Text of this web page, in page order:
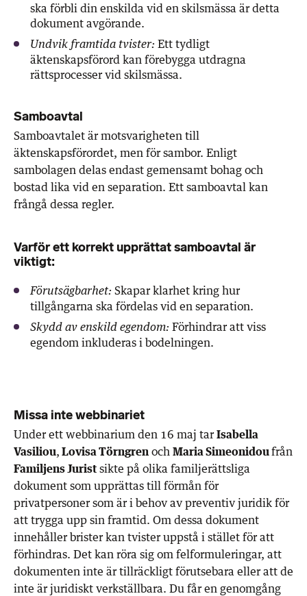
ska förbli din enskilda vid en skilsmässa är detta
dokument avgörande.
Undvik framtida tvister: Ett tydligt
äktenskapsförord kan förebygga utdragna
rättsprocesser vid skilsmässa.
Samboavtal
Samboavtalet är motsvarigheten till
äktenskapsförordet, men för sambor. Enligt
sambolagen delas endast gemensamt bohag och
bostad lika vid en separation. Ett samboavtal kan
frångå dessa regler.
Varför ett korrekt upprättat samboavtal är
viktigt:
Förutsägbarhet: Skapar klarhet kring hur
tillgångarna ska fördelas vid en separation.
Skydd av enskild egendom: Förhindrar att viss
egendom inkluderas i bodelningen.
Missa inte webbinariet
Under ett webbinarium den 16 maj tar Isabella
Vasiliou, Lovisa Törngren och Maria Simeonidoufrån
Familjens Jurist sikte på olika familjerättsliga
dokument som upprättas till förmån för
privatpersoner som är i behov av preventiv juridik för
att trygga upp sin framtid. Om dessa dokument
innehåller brister kan tvister uppstå i stället för att
förhindras. Det kan röra sig om felformuleringar, att
dokumenten inte är tillräckligt förutsebara eller att de
inte är juridiskt verkställbara. Du får en genomgång